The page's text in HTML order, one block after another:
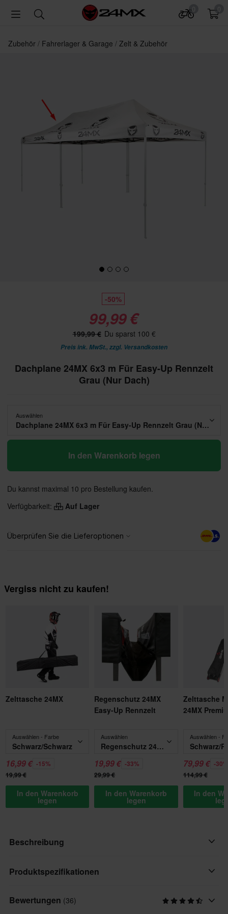
Zubehör Fahrerlager & Garage Zelt & Zubehör
-50%
99,99 €
199,99 € Du sparst 100 €
Preis ink. MwSt., zzgl. Versandkosten
Dachplane 24MX 6x3 m Für Easy-Up Rennzelt
Grau (Nur Dach)
Auswählen
Dachplane 24MX 6x3 m Für Easy-Up Rennzelt Grau (Nur Dach)
In den Warenkorb legen
Du kannst maximal 10 pro Bestellung kaufen.
Verfügbarkeit:
Auf Lager
Vergiss nicht zu kaufen!
Zelttasche 24MX
Auswählen - Farbe
Schwarz/Schwarz
16,99 € -15%
19,99 €
In den Warenkorb
legen
Regenschutz 24MX
Easy-Up Rennzelt
Auswählen
Regenschutz 24MX Easy-Up Rennzelt
19,99 € -33%
29,99 €
In den Warenkorb
legen
Zelttasche
24MX
Auswählen -
Schwarz/
79,99 € -30%
114,99 €
In den
Beschreibung
ENTHÄLT NUR 6X3 DACHPLANE – RAHMEN FÜR RENNZELTE
Ist das 24MX Rennzelt zu klein für dich? Hier hast du die
Produktspezifikationen
Marke
Bewertungen (36)